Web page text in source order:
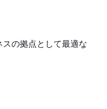
の拠点として最適な